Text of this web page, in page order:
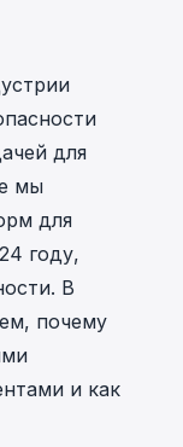
для
мы
для
году,
В
почему
и как